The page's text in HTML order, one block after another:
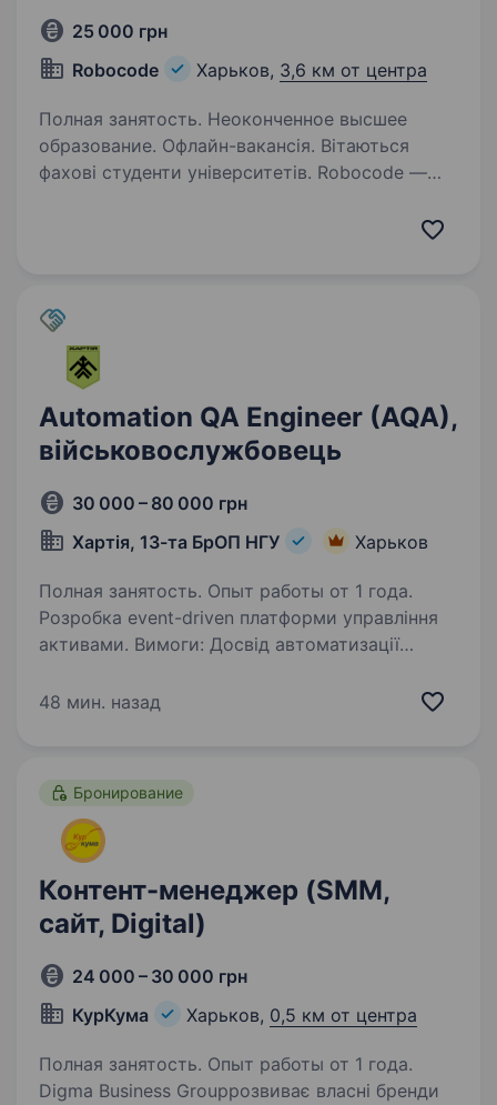
25 000 грн
Robocode
Харьков, 3,6 км от центра
Полная занятость. Неоконченное высшее
образование. Офлайн-вакансія. Вітаються
фахові студенти університетів. Robocode —
та робототехніки.Це місце зустрічі коду, заліза
Automation QA Engineer (AQA),
військовослужбовець
30 000 – 80 000 грн
Хартія, 13-та БрОП НГУ
Харьков
Полная занятость. Опыт работы от 1 года.
Розробка event-driven платформи управління
активами. Вимоги: Досвід автоматизації
UI automation; CI/CD інтеграція; Робота
48 мин. назад
Бронирование
Контент-менеджер (SMM,
сайт, Digital)
24 000 – 30 000 грн
КурКума
Харьков, 0,5 км от центра
Полная занятость. Опыт работы от 1 года.
Digma Business Groupрозвиває власні бренди